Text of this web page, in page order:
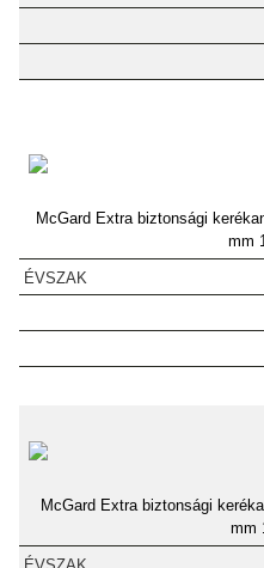
McGard Extra biztonsági
mm
McGard Extra biztonsági
mm